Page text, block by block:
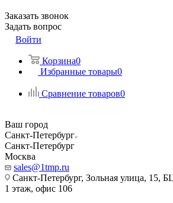
Заказать звонок
Задать вопрос
Войти
Корзина0
Избранные товары0
Сравнение товаров0
Ваш город
Санкт-Петербург
Санкт-Петербург
Москва
sales@1tmp.ru
Санкт-Петербург, Зольная улица, 15,
1 этаж, офис 106